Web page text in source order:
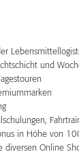
und
in Höhe von
Online